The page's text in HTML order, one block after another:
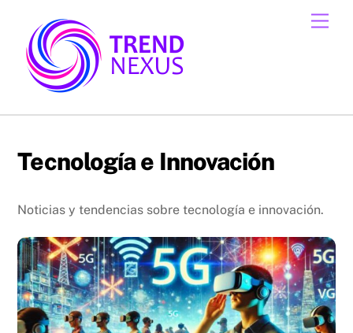
content
Tecnología e Innovación
Noticias y tendencias sobre tecnología e innovación.